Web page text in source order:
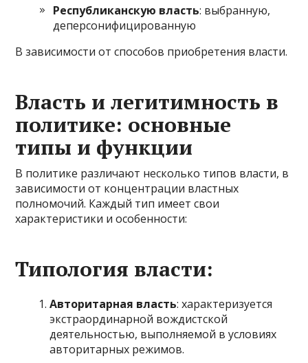
Республиканскую власть: выбранную,
деперсонифицированную
В зависимости от способов приобретения власти.
Власть и легитимность в
политике: основные
типы и функции
В политике различают несколько типов власти, в
зависимости от концентрации властных
полномочий. Каждый тип имеет свои
характеристики и особенности:
Типология власти:
Авторитарная власть: характеризуется
экстраординарной вождистской
деятельностью, выполняемой в условиях
авторитарных режимов.